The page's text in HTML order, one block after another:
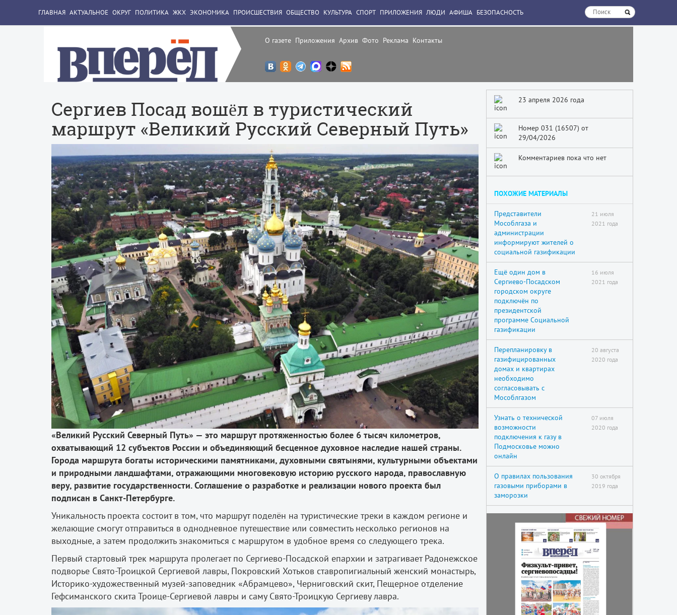
О газете Приложения Архив Фото Реклама Контакты
ГЛАВНАЯ АКТУАЛЬНОЕ ОКРУГ ПОЛИТИКА ЖКХ ЭКОНОМИКА ПРОИСШЕСТВИЯ ОБЩЕСТВО КУЛЬТУРА СПОРТ ПРИЛОЖЕНИЯ ЛЮДИ АФИША БЕЗОПАСНОСТЬ
Сергиев Посад вошëл в туристический
маршрут «Великий Русский Северный Путь»
«Великий Русский Северный Путь» — это маршрут протяженностью более 6 тысяч километров,
охватывающий 12 субъектов России и объединяющий бесценное духовное наследие нашей страны.
Города маршрута богаты историческими памятниками, духовными святынями, культурными объектами
и природными ландшафтами, отражающими многовековую историю русского народа, православную
веру, развитие государственности. Соглашение о разработке и реализации нового проекта был
подписан в Санкт-Петербурге.
Уникальность проекта состоит в том, что маршрут поделëн на туристические треки в каждом регионе и
желающие смогут отправиться в однодневное путешествие или совместить несколько регионов на
выходные, а затем продолжить знакомиться с маршрутом в удобное время со следующего трека.
Первый стартовый трек маршрута пролегает по Сергиево-Посадской епархии и затрагивает Радонежское
подворье Свято-Троицкой Сергиевой лавры, Покровский Хотьков ставропигиальный женский монастырь,
Историко-художественный музей-заповедник «Абрамцево», Черниговский скит, Пещерное отделение
Гефсиманского скита Троице-Сергиевой лавры и саму Свято-Троицкую Сергиеву лавра.
23 апреля 2026 года
Номер 031 (16507) от
29/04/2026
Комментариев пока что нет
ПОХОЖИЕ МАТЕРИАЛЫ
Представители
Мособлгаза и
администрации
информируют жителей о
социальной газификации
21 июля
2021 года
Ещё один дом в
Сергиево-Посадском
городском округе
подключён по
президентской
программе Социальной
газификации
16 июля
2021 года
Перепланировку в
газифицированных
домах и квартирах
необходимо
согласовывать с
Мособлгазом
20 августа
2020 года
Узнать о технической
возможности
подключения к газу в
Подмосковье можно
онлайн
07 июля
2020 года
О правилах пользования
газовыми приборами в
заморозки
30 октября
2019 года